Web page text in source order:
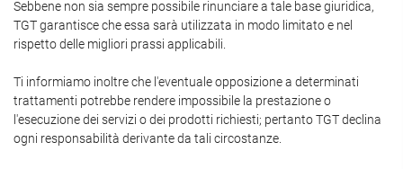
Sebbene non sia sempre possibile rinunciare a tale base giuridica,
TGT garantisce che essa sarà utilizzata in modo limitato e nel
rispetto delle migliori prassi applicabili.
Ti informiamo inoltre che l'eventuale opposizione a determinati
trattamenti potrebbe rendere impossibile la prestazione o
l'esecuzione dei servizi o dei prodotti richiesti; pertanto TGT declina
ogni responsabilità derivante da tali circostanze.